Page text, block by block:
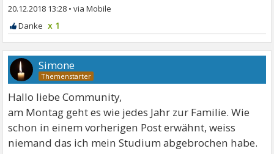
20.12.2018 13:28 •
x 1
Simone
Hallo liebe Community,
am Montag geht es wie jedes Jahr zur Familie. Wie
schon in einem vorherigen Post erwähnt, weiss
niemand das ich mein Studium abgebrochen habe.